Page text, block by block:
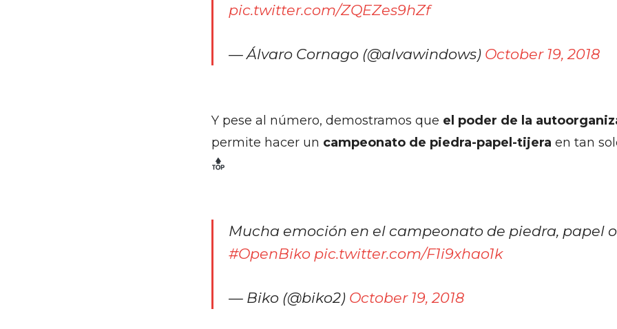
pic.twitter.com/ZQEZes9hZf
— Álvaro Cornago (@alvawindows) October 19, 2018
Y pese al número, demostramos que el poder de la
permite hacer un campeonato de piedra-papel-tijera en tan
Mucha emoción en el campeonato de piedra, papel
#OpenBiko pic.twitter.com/F1i9xhao1k
— Biko (@biko2) October 19, 2018